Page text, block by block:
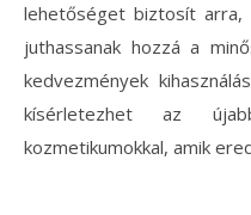
lehetőséget biztosít arra,
juthassanak hozzá a
kedvezmények
kísérletezhet az
kozmetikumokkal, amik